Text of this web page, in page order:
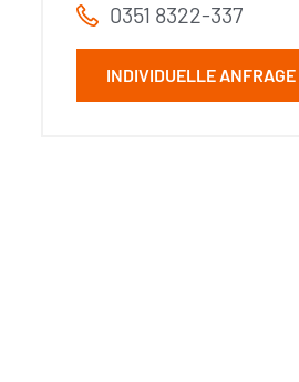
0351 8322-337
INDIVIDUELLE ANFRAGE